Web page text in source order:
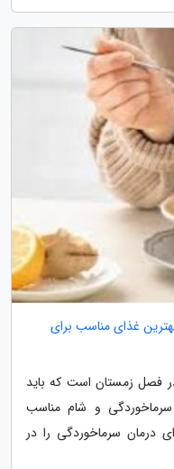
غذای مناسب برای
در فصل زمستان است که باید
و شام مناسب
درمان سرماخوردگی را در